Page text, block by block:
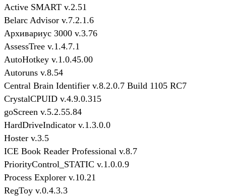
Active SMART v.2.51
Belarc Advisor v.7.2.1.6
Архивариус 3000 v.3.76
AssessTree v.1.4.7.1
AutoHotkey v.1.0.45.00
Autoruns v.8.54
Central Brain Identifier v.8.2.0.7 Build 1105 RC7
CrystalCPUID v.4.9.0.315
goScreen v.5.2.55.84
HardDriveIndicator v.1.3.0.0
Hoster v.3.5
ICE Book Reader Professional v.8.7
PriorityControl_STATIC v.1.0.0.9
Process Explorer v.10.21
RegToy v.0.4.3.3